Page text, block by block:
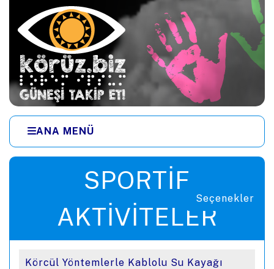
Ana içeriğe zıpla
ANA MENÜ
SPORTIF
AKTIVITELER
Seçenekler
Körcül Yöntemlerle Kablolu Su Kayağı
Menüye zıpla